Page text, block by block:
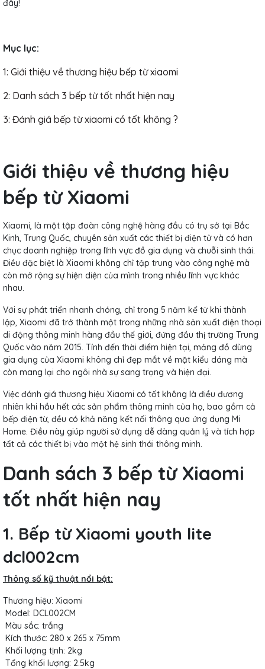
đây!
Mục lục:
1: Giới thiệu về thương hiệu bếp từ xiaomi
2: Danh sách 3 bếp từ tốt nhất hiện nay
3: Đánh giá bếp từ xiaomi có tốt không ?
Giới thiệu về thương hiệu
bếp từ Xiaomi
Xiaomi, là một tập đoàn công nghệ hàng đầu có trụ sở tại Bắc
Kinh, Trung Quốc, chuyên sản xuất các thiết bị điện tử và có hơn
chục doanh nghiệp trong lĩnh vực đồ gia dụng và chuỗi sinh thái.
Điều đặc biệt là Xiaomi không chỉ tập trung vào công nghệ mà
còn mở rộng sự hiện diện của mình trong nhiều lĩnh vực khác
nhau.
Với sự phát triển nhanh chóng, chỉ trong 5 năm kể từ khi thành
lập, Xiaomi đã trở thành một trong những nhà sản xuất điện thoại
di động thông minh hàng đầu thế giới, đứng đầu thị trường Trung
Quốc vào năm 2015. Tính đến thời điểm hiện tại, mảng đồ dùng
gia dụng của Xiaomi không chỉ đẹp mắt về mặt kiểu dáng mà
còn mang lại cho ngôi nhà sự sang trọng và hiện đại.
Việc đánh giá thương hiệu Xiaomi có tốt không là điều đương
nhiên khi hầu hết các sản phẩm thông minh của họ, bao gồm cả
bếp điện từ, đều có khả năng kết nối thông qua ứng dụng Mi
Home. Điều này giúp người sử dụng dễ dàng quản lý và tích hợp
tất cả các thiết bị vào một hệ sinh thái thông minh.
Danh sách 3 bếp từ Xiaomi
tốt nhất hiện nay
1. Bếp từ Xiaomi youth lite
dcl002cm
Thông số kỹ thuật nổi bật:
Thương hiệu: Xiaomi
Model: DCL002CM
Màu sắc: trắng
Kích thước: 280 x 265 x 75mm
Khối lượng tịnh: 2kg
Tổng khối lượng: 2.5kg